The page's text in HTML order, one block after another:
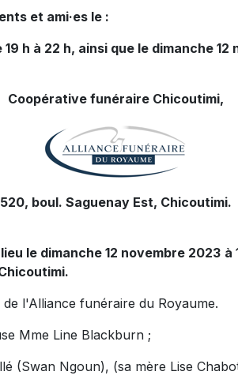
et ami·es le :
h à 22 h, ainsi que le dimanche 12
Coopérative funéraire Chicoutimi,
520, boul. Saguenay Est, Chicoutimi.
le dimanche 12 novembre 2023 à
l'Alliance funéraire du Royaume.
Mme Line Blackburn ;
(Swan Ngoun), (sa mère Lise